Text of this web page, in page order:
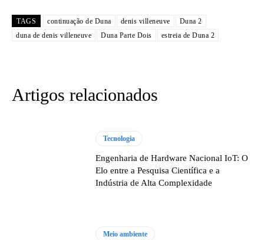
TAGS continuação de Duna denis villeneuve
Duna 2
duna de denis villeneuve
Duna Parte Dois estreia de Duna 2
Artigos relacionados
Tecnologia
Engenharia de Hardware Nacional IoT: O
Elo entre a Pesquisa Científica e a
Indústria de Alta Complexidade
Meio ambiente